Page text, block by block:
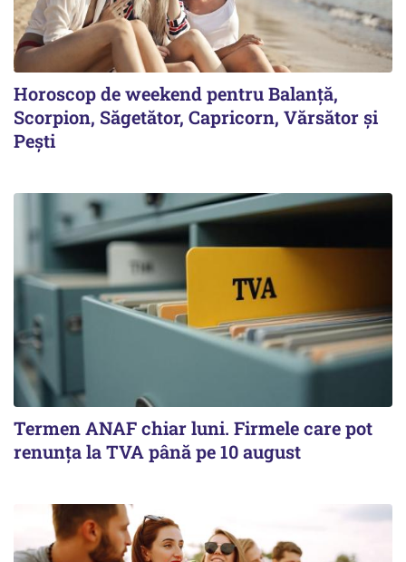
Horoscop de weekend pentru Balanță,
Scorpion, Săgetător, Capricorn, Vărsător și
Pești
Termen ANAF chiar luni. Firmele care pot
renunța la TVA până pe 10 august